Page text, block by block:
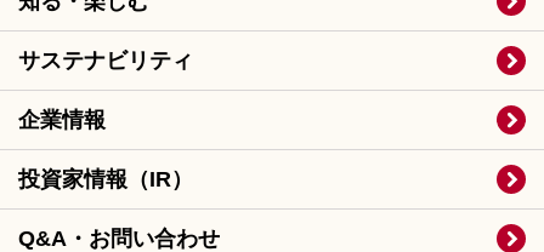
サステナビリティ
企業情報
投資家情報（IR）
Q&A・お問い合わせ